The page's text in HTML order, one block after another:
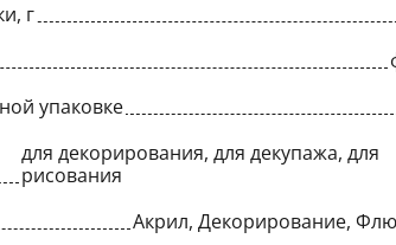
г
упаковке
для декорирования, для декупажа, для
рисования
Акрил, Декорирование,